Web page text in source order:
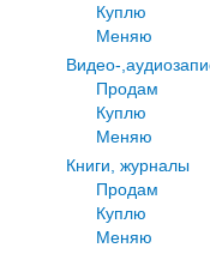
Куплю
Меняю
Видео-
Продам
Куплю
Меняю
Книги, журналы
Продам
Куплю
Меняю